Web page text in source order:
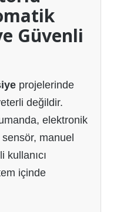
Güvenli
projelerinde
değildir.
elektronik
manuel
kullanıcı
içinde